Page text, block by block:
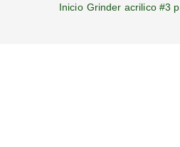
Inicio Grinder acrilico #3